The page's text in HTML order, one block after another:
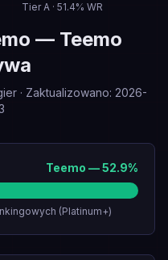
TierA · 51.4% WR
— Teemo
· Zaktualizowano: 2026-
Teemo —52.9%
(Platinum+)